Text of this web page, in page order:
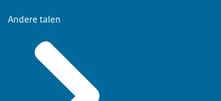
Andere talen